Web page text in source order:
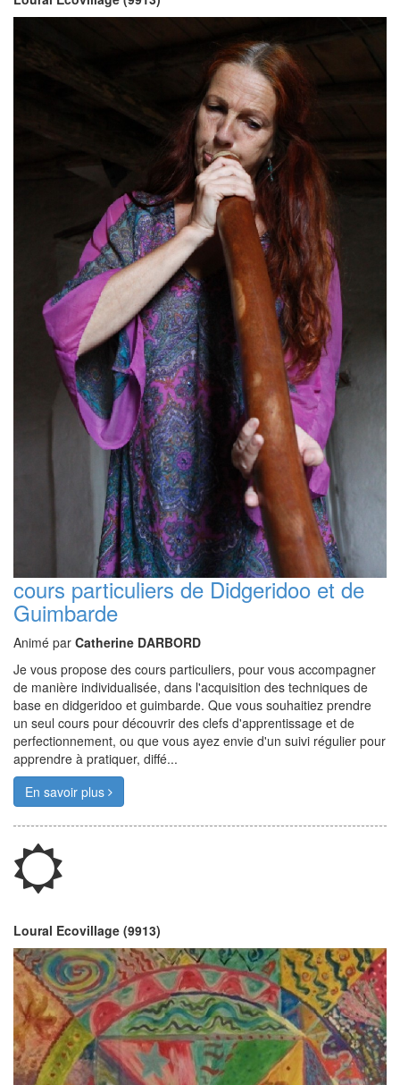
cours particuliers de Didgeridoo et de
Guimbarde
Animé par Catherine DARBORD
Je vous propose des cours particuliers, pour vous accompagner
de manière individualisée, dans l'acquisition des techniques de
base en didgeridoo et guimbarde. Que vous souhaitiez prendre
un seul cours pour découvrir des clefs d'apprentissage et de
perfectionnement, ou que vous ayez envie d'un suivi régulier pour
apprendre à pratiquer, diffé...
En savoir plus
Loural Ecovillage (9913)